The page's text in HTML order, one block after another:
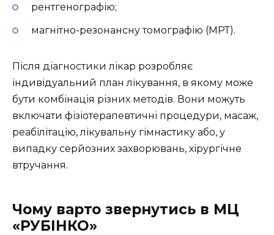
рентгенографію;
магнітно-резонансну томографію (МРТ).
Після діагностики лікар розробляє
індивідуальний план лікування, в якому може
бути комбінація різних методів. Вони можуть
включати фізіотерапевтичні процедури, масаж,
реабілітацію, лікувальну гімнастику або, у
випадку серйозних захворювань, хірургічне
втручання.
Чому варто звернутись в МЦ
«РУБІНКО»